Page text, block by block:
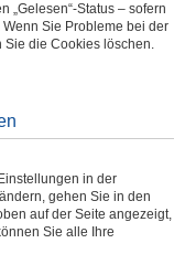
„Gelesen“-Status – sofern
Sie Probleme bei der
Sie die Cookies löschen.
in der
gehen Sie in den
auf der Seite angezeigt,
Sie alle Ihre